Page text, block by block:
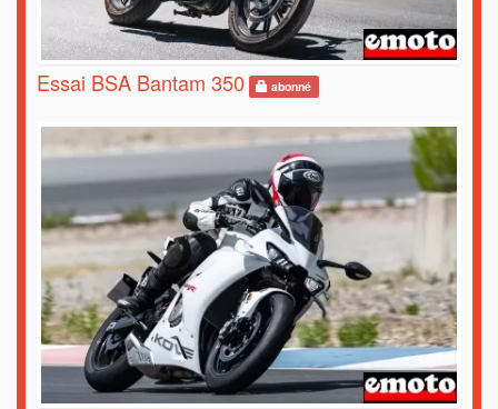
Essai BSA Bantam 350 abonné